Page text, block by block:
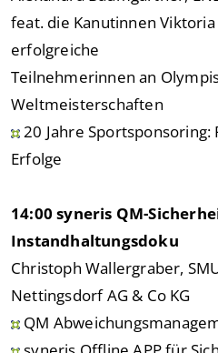
feat. die Kanutinnen Viktoria
erfolgreiche
Teilnehmerinnen an
Weltmeisterschaften
20 Jahre Sportsponsoring:
Erfolge
14:00 syneris QM-
Instandhaltungsdoku
Christoph Wallergraber,
Nettingsdorf AG & Co KG
QM